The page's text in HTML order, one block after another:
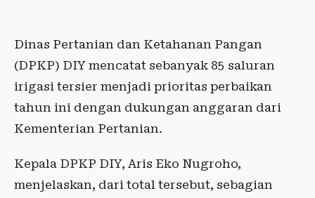
Dinas Pertanian dan Ketahanan Pangan
(DPKP) DIY mencatat sebanyak 85 saluran
irigasi tersier menjadi prioritas perbaikan
tahun ini dengan dukungan anggaran dari
Kementerian Pertanian.
Kepala DPKP DIY, Aris Eko Nugroho,
menjelaskan, dari total tersebut, sebagian